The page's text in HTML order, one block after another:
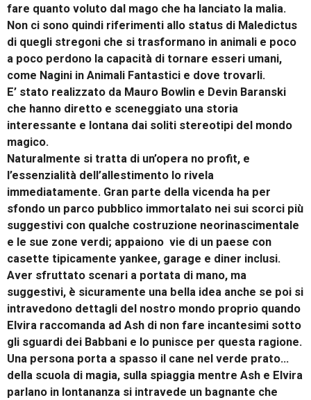
fare quanto voluto dal mago che ha lanciato la malia.
Non ci sono quindi riferimenti allo status di Maledictus
di quegli stregoni che si trasformano in animali e poco
a poco perdono la capacità di tornare esseri umani,
come Nagini in Animali Fantastici e dove trovarli.
E’ stato realizzato da Mauro Bowlin e Devin Baranski
che hanno diretto e sceneggiato una storia
interessante e lontana dai soliti stereotipi del mondo
magico.
Naturalmente si tratta di un’opera no profit, e
l’essenzialità dell’allestimento lo rivela
immediatamente. Gran parte della vicenda ha per
sfondo un parco pubblico immortalato nei sui scorci più
suggestivi con qualche costruzione neorinascimentale
e le sue zone verdi; appaiono vie di un paese con
casette tipicamente yankee, garage e diner inclusi.
Aver sfruttato scenari a portata di mano, ma
suggestivi, è sicuramente una bella idea anche se poi si
intravedono dettagli del nostro mondo proprio quando
Elvira raccomanda ad Ash di non fare incantesimi sotto
gli sguardi dei Babbani e lo punisce per questa ragione.
Una persona porta a spasso il cane nel verde prato…
della scuola di magia, sulla spiaggia mentre Ash e Elvira
parlano in lontananza si intravede un bagnante che